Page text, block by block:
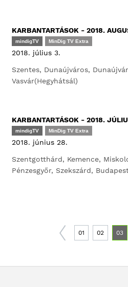
KARBANTARTÁSOK - 2018.
mindigTV MinDig TV Extra
2018. július 3.
Szentes, Dunaújváros,
Vasvár(Hegyhátsál)
KARBANTARTÁSOK - 2018.
mindigTV MinDig TV Extra
2018. június 28.
Szentgotthárd, Kemence,
Pénzesgyőr, Szekszárd,
01 02 03